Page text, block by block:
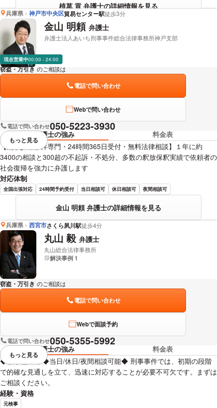
植草 貢 弁護士の詳細情報を見る
兵庫県 神戸市中央区貿易センター駅徒歩3分
金山 明頼 弁護士
弁護士法人あいち刑事事件総合法律事務所神戸支部
現在営業中00:00 - 24:00
窃盗・万引き のご相談は
電話で問い合わせ
Webで問い合わせ
電話で問い合わせ050-5223-3930
弁護士の強み
料金表
【刑事少年事件専門・24時間365日受付・無料法律相談】１年に約
3400の相談と300超の不起訴・不処分、多数の釈放保釈実績で依頼者の
社会復帰を強力に弁護します
対応体制
全国出張対応 24時間予約受付 当日相談可 休日相談可 夜間相談可
金山 明頼 弁護士の詳細情報を見る
視覚的に省略されている要素を
もっと見る
兵庫県 西宮市さくら夙川駅徒歩4分
丸山 毅 弁護士
丸山総合法律事務所
解決事例 1
窃盗・万引き のご相談は
電話で問い合わせ
Webで面談予約
電話で問い合わせ050-5355-5992
弁護士の強み
料金表
◆検事歴25年◆当日/休日/夜間相談可能◆ 刑事事件では、初期の段階
で的確な見通しを立て、迅速に対応することが必要不可欠です。まずは
ご相談ください。
経験・資格
元検事
視覚的に省略されている要素を
もっと見る